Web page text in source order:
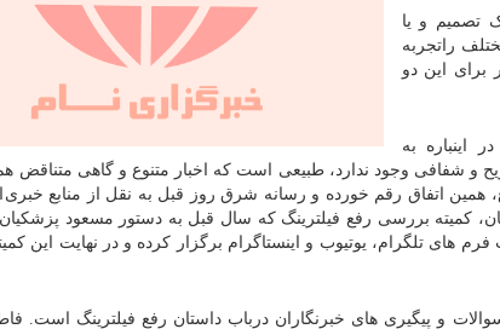
تصمیم و یا
راتجربه
برای این دو
اینباره به
و شفافی وجود ندارد، طبیعی است که اخبار متنوع و گاهی متناقض
همین اتفاق رقم خورده و رسانه شرق روز قبل به نقل از منابع
کمیته بررسی رفع فیلترینگ که سال قبل به دستور مسعود
تلگرام، یوتیوب و اینستاگرام برگزار کرده و در نهایت این
و پیگیری های خبرنگاران درباب داستان رفع فیلترینگ است.